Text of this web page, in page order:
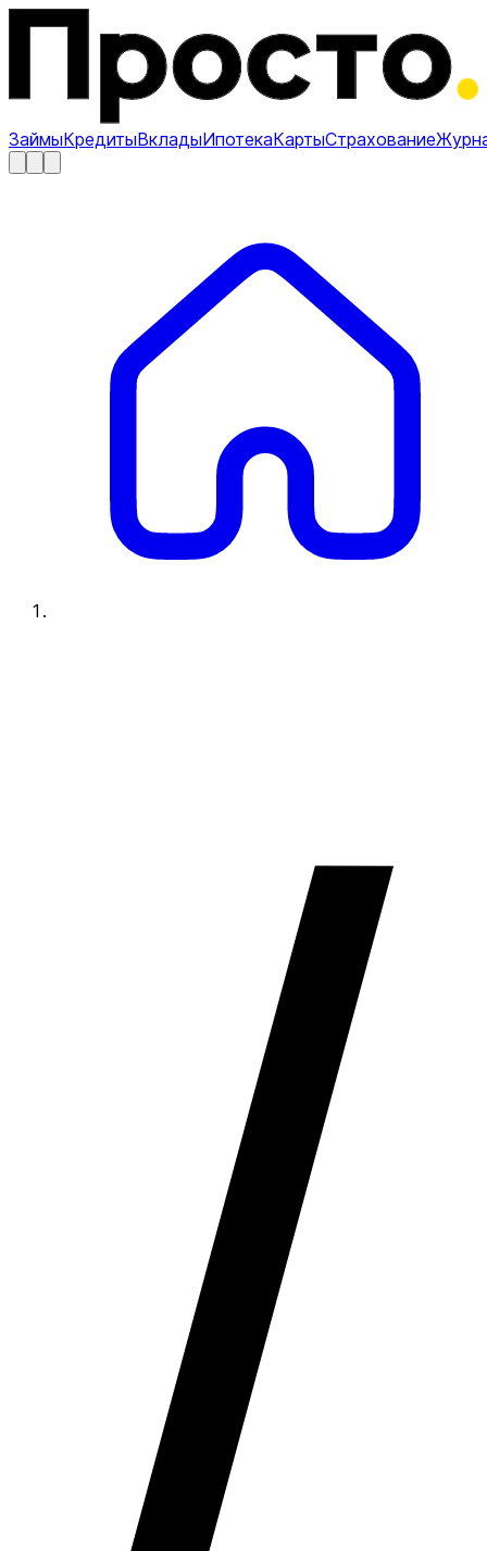
ЗаймыКредитыВкладыИпотекаКартыСтрахование